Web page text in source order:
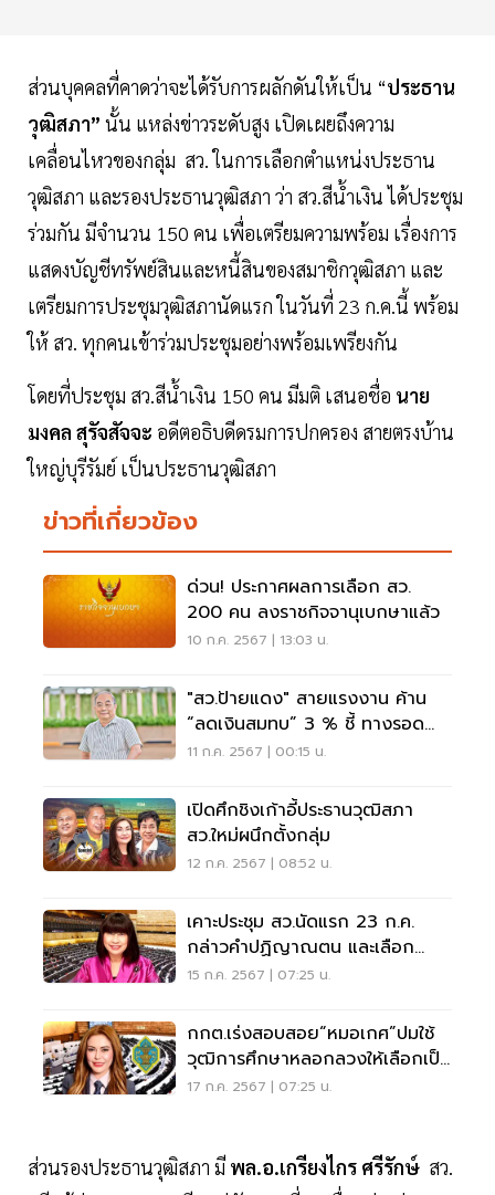
ส่วนบุคคลที่คาดว่าจะได้รับการผลักดันให้เป็น “ประธาน
วุฒิสภา” นั้น แหล่งข่าวระดับสูง เปิดเผยถึงความ
เคลื่อนไหวของกลุ่ม สว. ในการเลือกตำแหน่งประธาน
วุฒิสภา และรองประธานวุฒิสภา ว่า สว.สีน้ำเงิน ได้ประชุม
ร่วมกัน มีจำนวน 150 คน เพื่อเตรียมความพร้อม เรื่องการ
แสดงบัญชีทรัพย์สินและหนี้สินของสมาชิกวุฒิสภา และ
เตรียมการประชุมวุฒิสภานัดแรก ในวันที่ 23 ก.ค.นี้ พร้อม
ให้ สว. ทุกคนเข้าร่วมประชุมอย่างพร้อมเพรียงกัน
โดยที่ประชุม สว.สีน้ำเงิน 150 คน มีมติ เสนอชื่อ นาย
มงคล สุรัจสัจจะ อดีตอธิบดีดรมการปกครอง สายตรงบ้าน
ใหญ่บุรีรัมย์ เป็นประธานวุฒิสภา
ข่าวที่เกี่ยวข้อง
ด่วน! ประกาศผลการเลือก สว.
200 คน ลงราชกิจจานุเบกษาแล้ว
10 ก.ค. 2567 | 13:03 น.
"สว.ป้ายแดง" สายแรงงาน ค้าน
“ลดเงินสมทบ” 3 % ชี้ ทางรอด
กองทุนประกันสังคมล้ม
11 ก.ค. 2567 | 00:15 น.
เปิดศึกชิงเก้าอี้ประธานวุฒิสภา
สว.ใหม่ผนึกตั้งกลุ่ม
12 ก.ค. 2567 | 08:52 น.
เคาะประชุม สว.นัดแรก 23 ก.ค.
กล่าวคำปฏิญาณตน และเลือก
ประธาน-รองประธาน
15 ก.ค. 2567 | 07:25 น.
กกต.เร่งสอบสอย“หมอเกศ”ปมใช้
วุฒิการศึกษาหลอกลวงให้เลือกเป็น
สว.หรือไม่
17 ก.ค. 2567 | 07:25 น.
ส่วนรองประธานวุฒิสภา มี พล.อ.เกรียงไกร ศรีรักษ์ สว.